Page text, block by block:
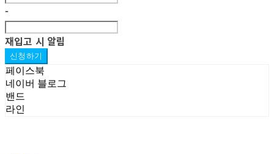
-
재입고 시 알림
신청하기
페이스북
네이버 블로그
밴드
라인